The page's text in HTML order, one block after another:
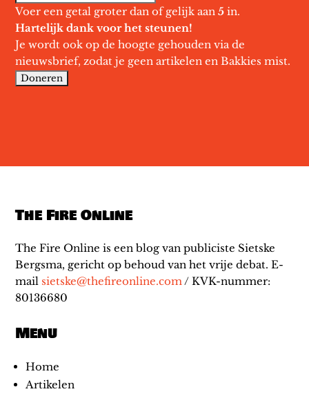
Voer een getal groter dan of gelijk aan5 in.
Hartelijk dank voor het steunen!
Je wordt ook op de hoogte gehouden via de
nieuwsbrief, zodat je geen artikelen en Bakkies mist.
The Fire Online
The Fire Online is een blog van publiciste Sietske
Bergsma, gericht op behoud van het vrije debat. E-
mail sietske@thefireonline.com/ KVK-nummer:
80136680
Menu
Home
Artikelen